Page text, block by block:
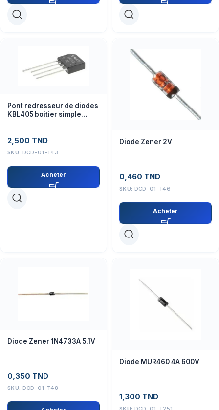
Pont redresseur de diodes
KBL405 boitier simple
2,500 TND
SKU: DCD-01-T43
Acheter
Diode Zener 2V
0,460 TND
SKU: DCD-01-T46
Acheter
Diode Zener 1N4733A 5.1V
0,350 TND
SKU: DCD-01-T48
Diode MUR460 4A 600V
1,300 TND
SKU: DCD-01-T251